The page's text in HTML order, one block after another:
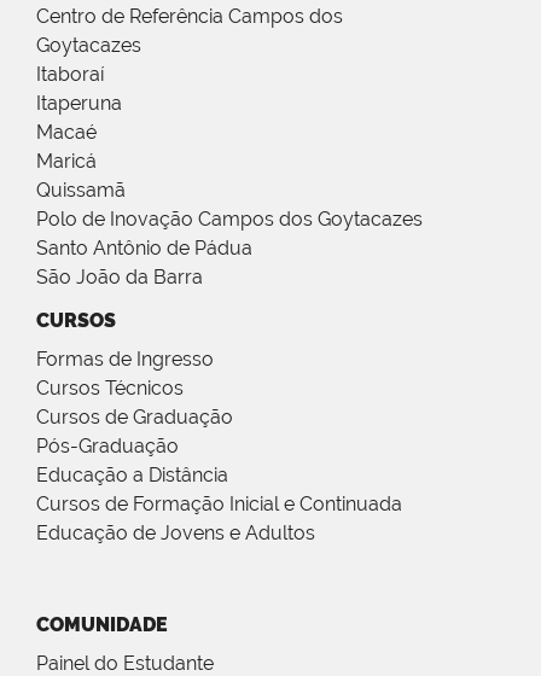
Centro de Referência Campos dos
Goytacazes
Itaboraí
Itaperuna
Macaé
Maricá
Quissamã
Polo de Inovação Campos dos Goytacazes
Santo Antônio de Pádua
São João da Barra
CURSOS
Formas de Ingresso
Cursos Técnicos
Cursos de Graduação
Pós-Graduação
Educação a Distância
Cursos de Formação Inicial e Continuada
Educação de Jovens e Adultos
COMUNIDADE
Painel do Estudante